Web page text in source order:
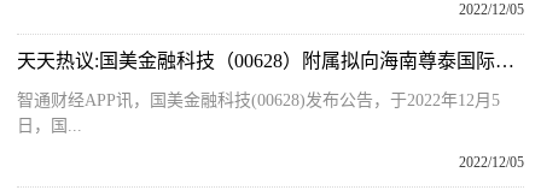
2022/12/05
天天热议:国美金融科技（00628）附属拟向海南尊泰国际贸易提供保理贷款
智通财经APP讯，国美金融科技(00628)发布公告，于2022年12月5
日，国...
2022/12/05